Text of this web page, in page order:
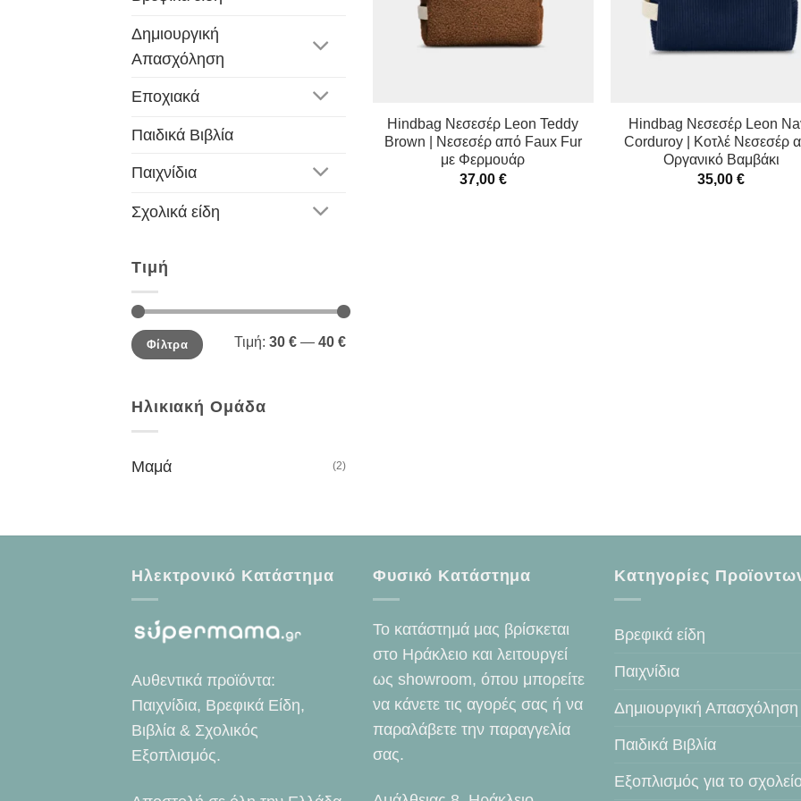
Δημιουργική
Απασχόληση
Εποχιακά
Παιδικά Βιβλία
Παιχνίδια
Σχολικά είδη
Τιμή
Ελάχιστη
τιμή
Μέγιστη
τιμήΦίλτρα Τιμή: 30 € — 40 €
Ηλικιακή Ομάδα
Μαμά (2)
Hindbag Νεσεσέρ Leon Teddy
Brown | Νεσεσέρ από Faux Fur
με Φερμουάρ
37,00 €
Hindbag Νεσεσέρ Leon
Corduroy | Κοτλέ Νεσεσέρ
Οργανικό Βαμβάκι
35,00€
Ηλεκτρονικό Κατάστημα
Αυθεντικά προϊόντα:
Παιχνίδια, Βρεφικά Είδη,
Βιβλία & Σχολικός
Εξοπλισμός.
Φυσικό Κατάστημα
Το κατάστημά μας βρίσκεται
στο Ηράκλειο και λειτουργεί
ως showroom, όπου μπορείτε
να κάνετε τις αγορές σας ή να
παραλάβετε την παραγγελία
σας.
Κατηγορίες
Βρεφικά είδη
Παιχνίδια
Δημιουργική Απασχόληση
Παιδικά Βιβλία
Εξοπλισμός για το